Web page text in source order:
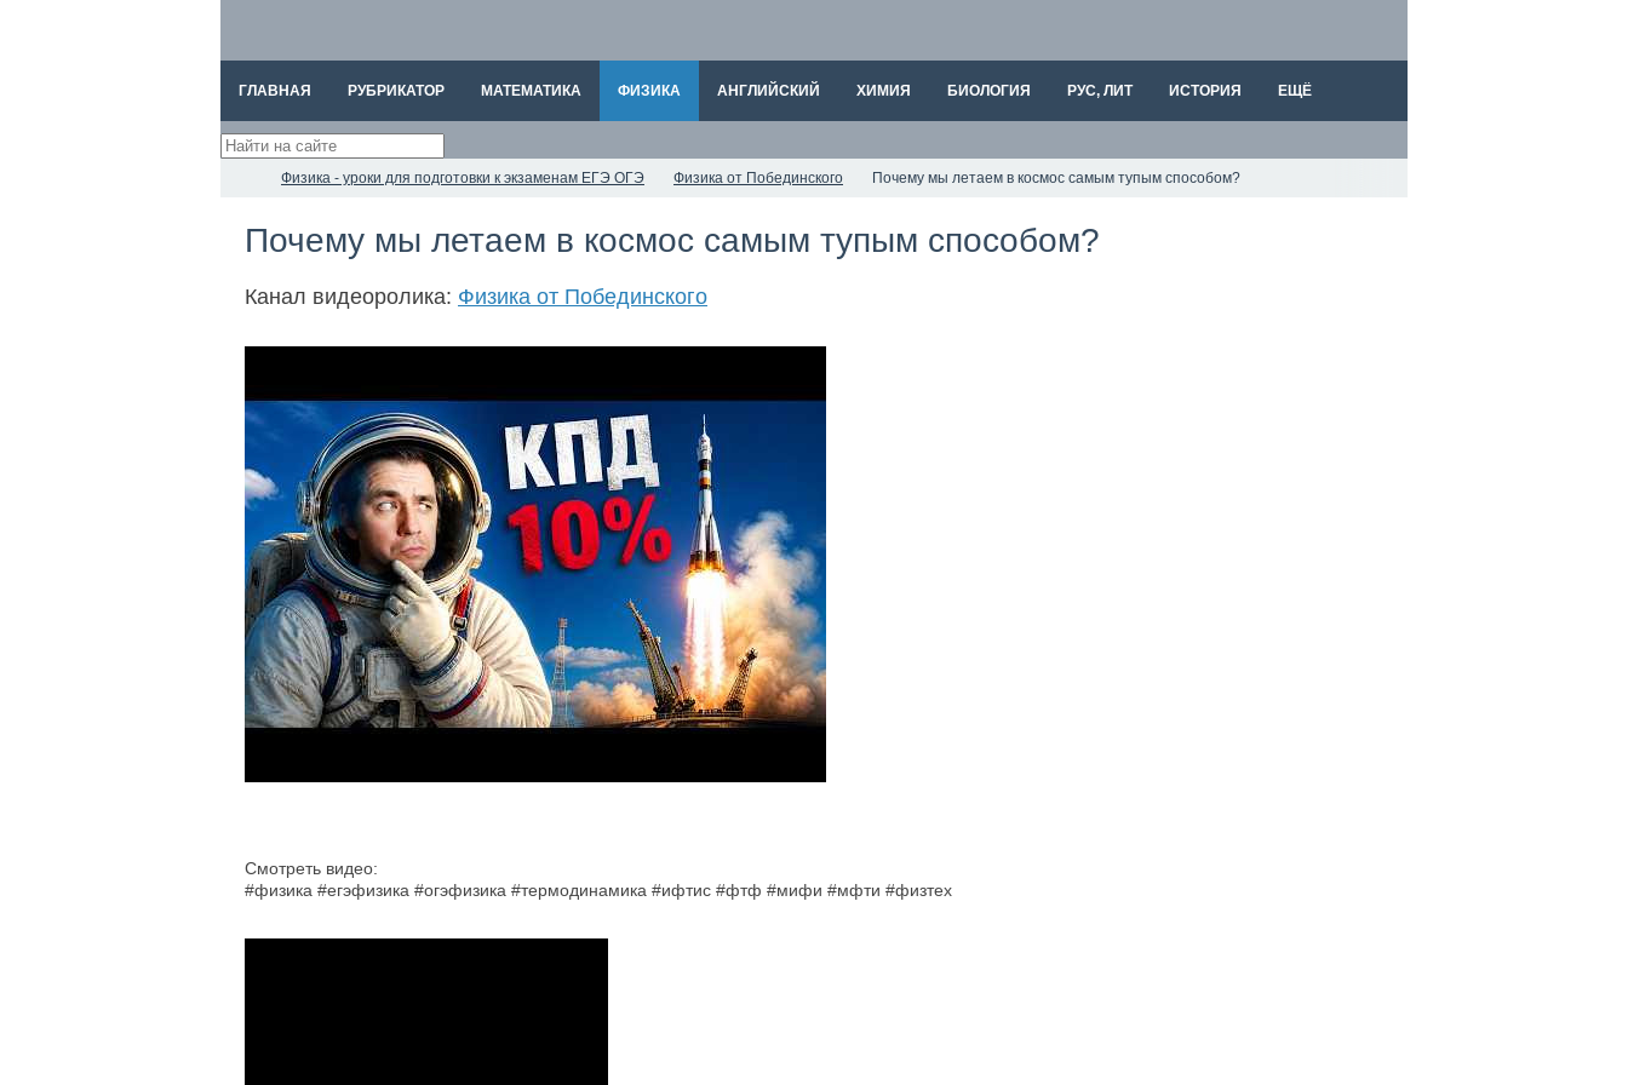
ГЛАВНАЯ РУБРИКАТОР МАТЕМАТИКА ФИЗИКА АНГЛИЙСКИЙ ХИМИЯ БИОЛОГИЯ РУС, ЛИТ ИСТОРИЯ ЕЩЁ
Физика - уроки для подготовки к экзаменам ЕГЭ ОГЭ Физика от Побединского Почему мы летаем в космос самым тупым способом?
Почему мы летаем в космос самым тупым способом?
Канал видеоролика: Физика от Побединского
Смотреть видео:
#физика #егэфизика #огэфизика #термодинамика #ифтис #фтф #мифи #мфти #физтех